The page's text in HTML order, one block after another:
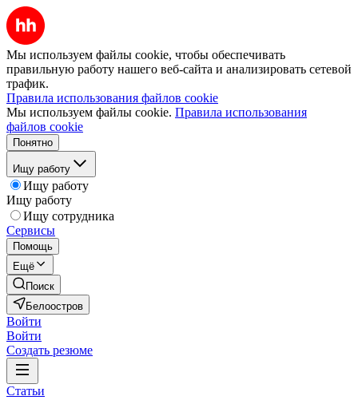
Мы используем файлы cookie, чтобы обеспечивать
правильную работу нашего веб-сайта и анализировать сетевой
трафик.
Правила использования файлов cookie
Мы используем файлы cookie. Правила использования
файлов cookie
Понятно
Ищу работу
Ищу работу
Ищу работу
Ищу сотрудника
Сервисы
Помощь
Ещё
Поиск
Белоостров
Войти
Войти
Создать резюме
Статьи